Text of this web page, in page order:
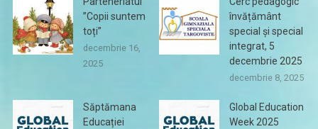
”Copii suntem
toți”
decembrie 16,
2025
învățământ
special și special
integrat, 5
decembrie 2025
decembrie 8, 2025
Săptămana
Educației
Global Education
Week 2025